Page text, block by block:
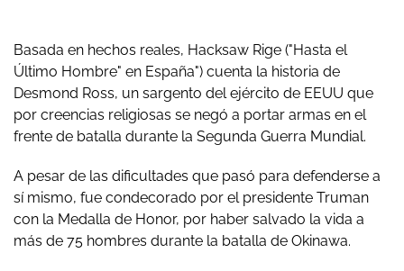
Basada en hechos reales, Hacksaw Rige ("Hasta el
Último Hombre" en España") cuenta la historia de
Desmond Ross, un sargento del ejército de EEUU que
por creencias religiosas se negó a portar armas en el
frente de batalla durante la Segunda Guerra Mundial.
A pesar de las dificultades que pasó para defenderse a
sí mismo, fue condecorado por el presidente Truman
con la Medalla de Honor, por haber salvado la vida a
más de 75 hombres durante la batalla de Okinawa.